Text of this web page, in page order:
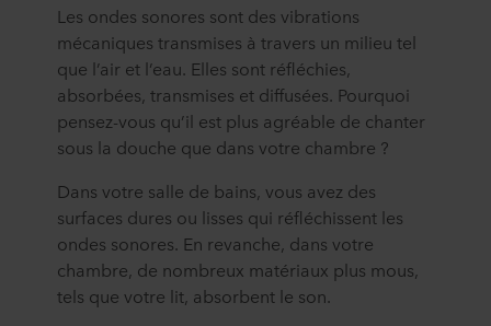
Les ondes sonores sont des vibrations
mécaniques transmises à travers un milieu tel
que l’air et l’eau. Elles sont réfléchies,
absorbées, transmises et diffusées. Pourquoi
pensez-vous qu’il est plus agréable de chanter
sous la douche que dans votre chambre ?
Dans votre salle de bains, vous avez des
surfaces dures ou lisses qui réfléchissent les
ondes sonores. En revanche, dans votre
chambre, de nombreux matériaux plus mous,
tels que votre lit, absorbent le son.